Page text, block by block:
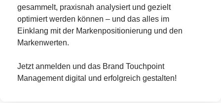
gesammelt, praxisnah analysiert und gezielt
optimiert werden können – und das alles im
Einklang mit der Markenpositionierung und den
Markenwerten.
Jetzt anmelden und das Brand Touchpoint
Management digital und erfolgreich gestalten!